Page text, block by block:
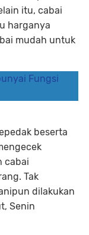
itu, cabai
harganya
mudah untuk
Fungsi
beserta
cabai
Tak
dilakukan
Senin